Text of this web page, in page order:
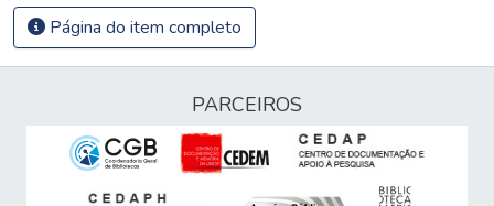
Página do item completo
PARCEIROS